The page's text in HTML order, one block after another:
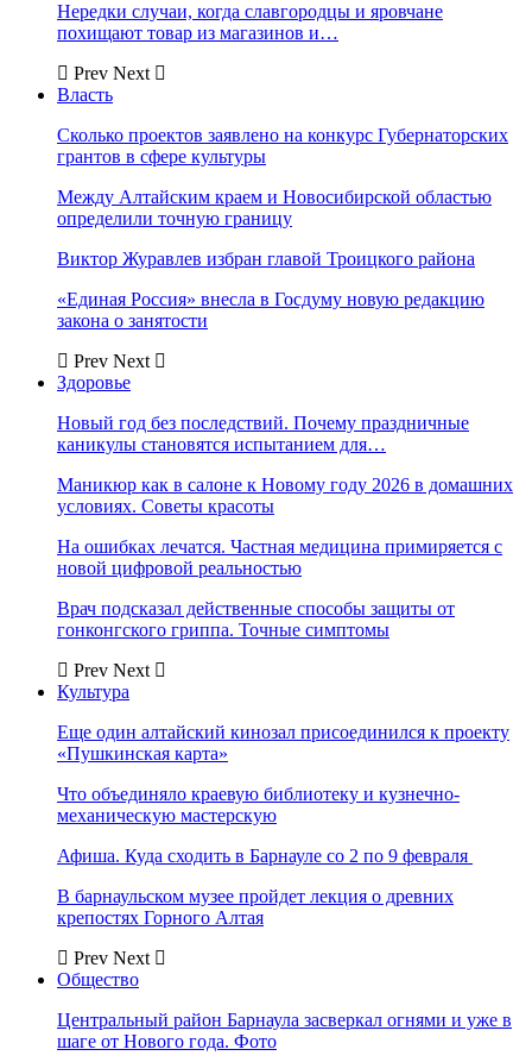
Нередки случаи, когда славгородцы и яровчане
похищают товар из магазинов и…
Prev Next
Власть
Сколько проектов заявлено на конкурс Губернаторских
грантов в сфере культуры
Между Алтайским краем и Новосибирской областью
определили точную границу
Виктор Журавлев избран главой Троицкого района
«Единая Россия» внесла в Госдуму новую редакцию
закона о занятости
Prev Next
Здоровье
Новый год без последствий. Почему праздничные
каникулы становятся испытанием для…
Маникюр как в салоне к Новому году 2026 в домашних
условиях. Советы красоты
На ошибках лечатся. Частная медицина примиряется с
новой цифровой реальностью
Врач подсказал действенные способы защиты от
гонконгского гриппа. Точные симптомы
Prev Next
Культура
Еще один алтайский кинозал присоединился к проекту
«Пушкинская карта»
Что объединяло краевую библиотеку и кузнечно-
механическую мастерскую
Афиша. Куда сходить в Барнауле со 2 по 9 февраля
В барнаульском музее пройдет лекция о древних
крепостях Горного Алтая
Prev Next
Общество
Центральный район Барнаула засверкал огнями и уже в
шаге от Нового года. Фото